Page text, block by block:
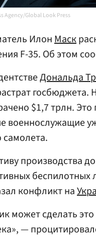
Agency/Global Look Press
ИлонМаск
F-35. Об этом
Дональда
госбюджета.
$1,7 трлн.
военнослужащие
самолета.
производства
беспилотных
конфликт на
может сделать
—